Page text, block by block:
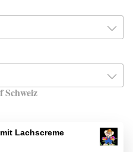
Schweiz
Lachscreme